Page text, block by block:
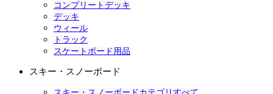
コンプリートデッキ
デッキ
ウィール
トラック
スケートボード用品
スキー・スノーボード